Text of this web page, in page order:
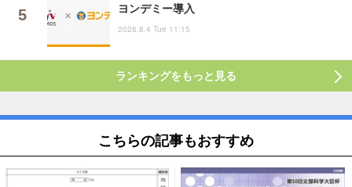
ヨンデミー導入
2026.8.4 Tue 11:15
ランキングをもっと見る
こちらの記事もおすすめ